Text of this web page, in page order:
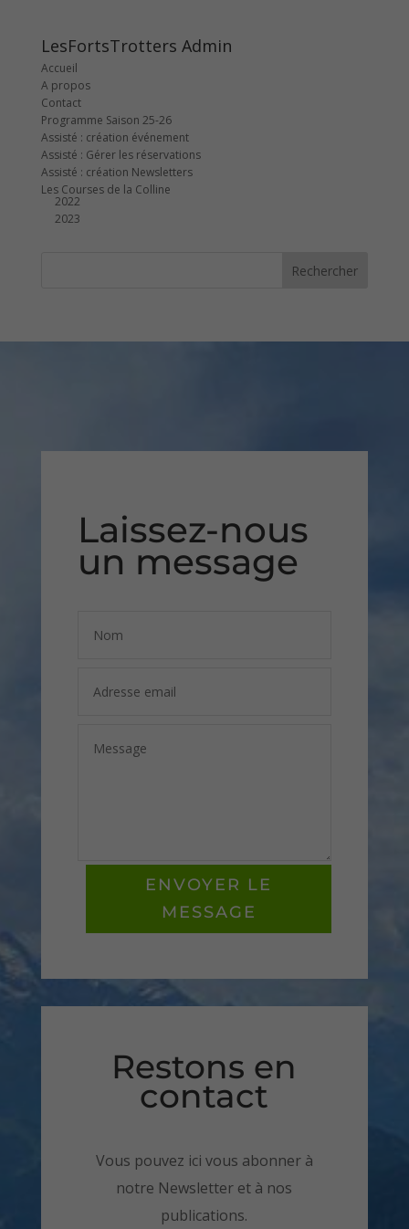
LesFortsTrotters Admin
Accueil
A propos
Contact
Programme Saison 25-26
Assisté : création événement
Assisté : Gérer les réservations
Assisté : création Newsletters
Les Courses de la Colline
2022
2023
Laissez-nous
un message
ENVOYER LE
MESSAGE
Restons en
contact
Vous pouvez ici vous abonner à
notre Newsletter et à nos
publications.